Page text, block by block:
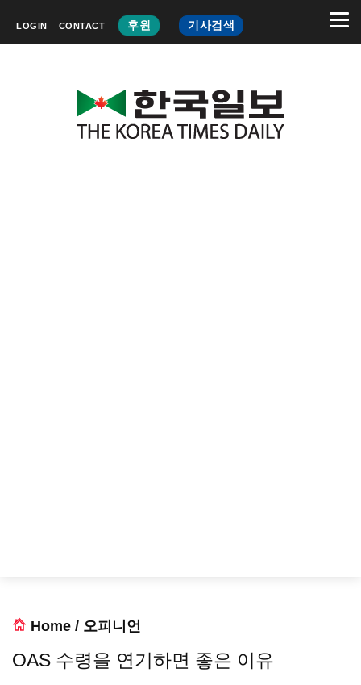
LOGIN CONTACT 후원 기사검색
Home / 오피니언
OAS 수령을 연기하면 좋은 이유